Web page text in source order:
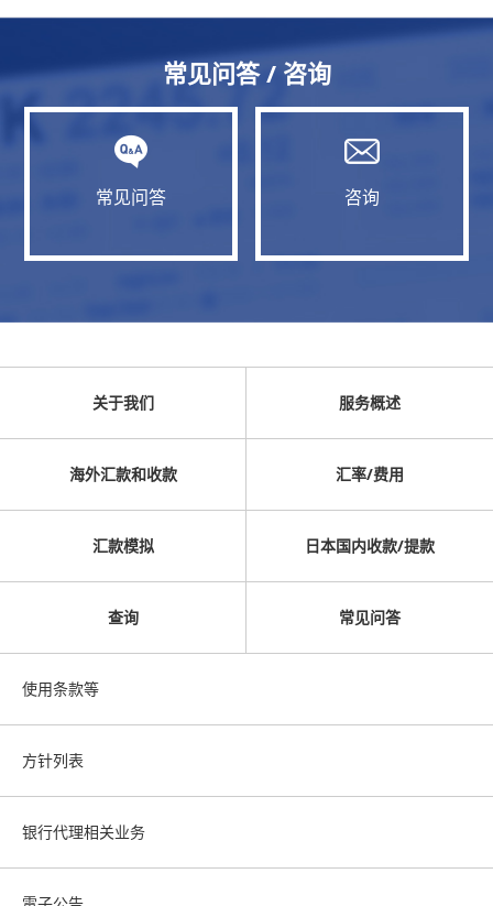
常见问答 / 咨询
常见问答 咨询
关于我们 服务概述
海外汇款和收款 汇率/费用
汇款模拟 日本国内收款/提款
查询 常见问答
使用条款等
方针列表
银行代理相关业务